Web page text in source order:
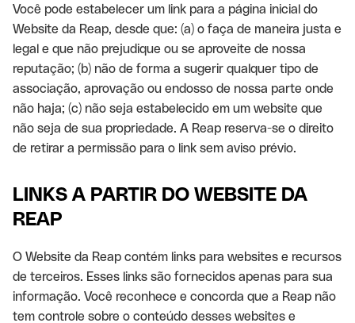
Você pode estabelecer um link para a página inicial do
Website da Reap, desde que: (a) o faça de maneira justa e
legal e que não prejudique ou se aproveite de nossa
reputação; (b) não de forma a sugerir qualquer tipo de
associação, aprovação ou endosso de nossa parte onde
não haja; (c) não seja estabelecido em um website que
não seja de sua propriedade. A Reap reserva-se o direito
de retirar a permissão para o link sem aviso prévio.
LINKS A PARTIR DO WEBSITE DA
REAP
O Website da Reap contém links para websites e recursos
de terceiros. Esses links são fornecidos apenas para sua
informação. Você reconhece e concorda que a Reap não
tem controle sobre o conteúdo desses websites e